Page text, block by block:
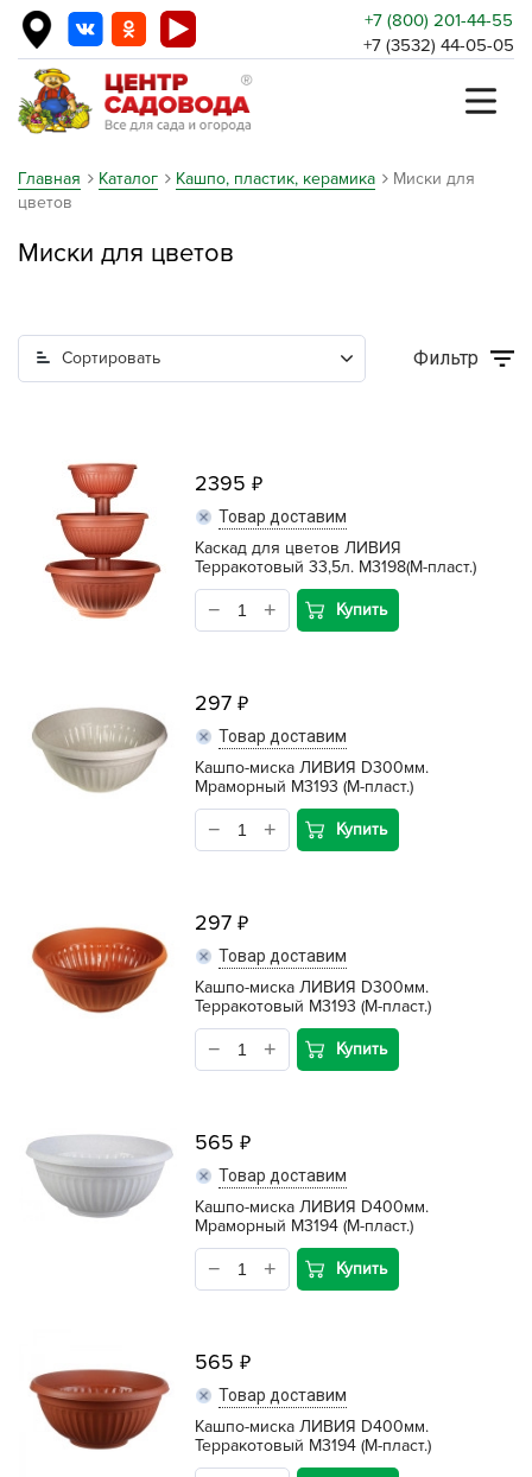
+7 (800) 201-44-55
+7 (3532) 44-05-05
Главная Каталог Кашпо, пластик, керамика
Миски для
цветов
Миски для цветов
Сортировать Фильтр
2395
Товар доставим
Каскад для цветов ЛИВИЯ
Терракотовый 33,5л. М3198(М-пласт.)
Купить
297
Товар доставим
Кашпо-миска ЛИВИЯ D300мм.
Мраморный М3193 (М-пласт.)
Купить
297
Товар доставим
Кашпо-миска ЛИВИЯ D300мм.
Терракотовый М3193 (М-пласт.)
Купить
565
Товар доставим
Кашпо-миска ЛИВИЯ D400мм.
Мраморный М3194 (М-пласт.)
Купить
565
Товар доставим
Кашпо-миска ЛИВИЯ D400мм.
Терракотовый М3194 (М-пласт.)